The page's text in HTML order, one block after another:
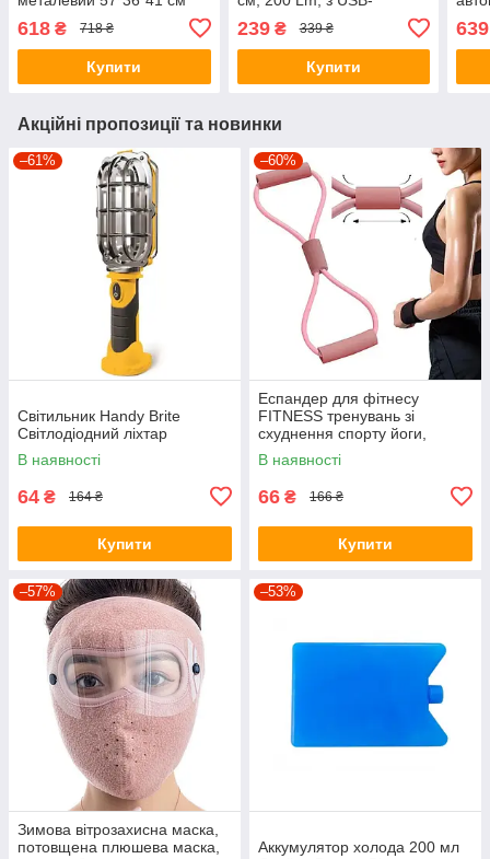
618 ₴ 718 ₴
Купити
гачком
239₴ 339 ₴
Купити
639
Акційні пропозиції та новинки
–61%
Світильник Handy Brite
Світлодіодний ліхтар
В наявності
64 ₴ 164 ₴
Купити
–60%
Еспандер для фітнесу
FITNESS тренувань зі
схуднення спорту йоги,
вісімка, для чоловіків жінок
В наявності
66 ₴ 166 ₴
Купити
–57%
Зимова вітрозахисна маска,
потовщена плюшева маска,
–53%
Аккумулятор холода 200 мл